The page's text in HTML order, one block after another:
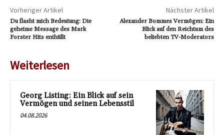
Vorheriger Artikel
Du flasht mich Bedeutung: Die
geheime Message des Mark
Forster Hits enthüllt
Nächster Artikel
Alexander Bommes Vermögen: Ein
Blick auf den Reichtum des
beliebten TV-Moderators
Weiterlesen
Georg Listing: Ein Blick auf sein
Vermögen und seinen Lebensstil
04.08.2026